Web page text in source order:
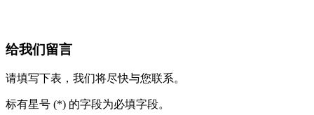
给我们留言
请填写下表，我们将尽快与您联系。
标有星号 (*) 的字段为必填字段。